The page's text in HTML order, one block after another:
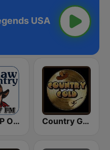
USA
KIEV-LP Outlaw Country Radio Country Gold Radio